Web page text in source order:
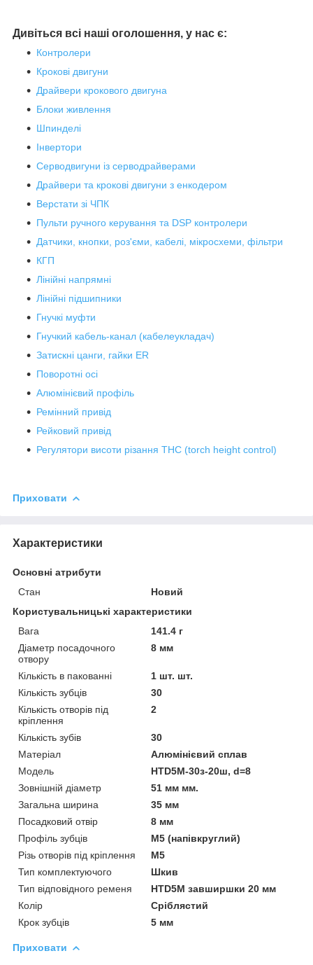
Дивіться всі наші оголошення, у нас є:
Контролери
Крокові двигуни
Драйвери крокового двигуна
Блоки живлення
Шпинделі
Інвертори
Серводвигуни із серводрайверами
Драйвери та крокові двигуни з енкодером
Верстати зі ЧПК
Пульти ручного керування та DSP контролери
Датчики, кнопки, роз'єми, кабелі, мікросхеми, фільтри
КГП
Лінійні напрямні
Лінійні підшипники
Гнучкі муфти
Гнучкий кабель-канал (кабелеукладач)
Затискні цанги, гайки ER
Поворотні осі
Алюмінієвий профіль
Ремінний привід
Рейковий привід
Регулятори висоти різання THC (torch height control)
Приховати
Характеристики
Основні атрибути
Стан
Новий
Користувальницькі характеристики
Вага
141.4 г
Діаметр посадочного
отвору
8 мм
Кількість в пакованні
1 шт. шт.
Кількість зубців
30
Кількість отворів під
кріплення
2
Кількість зубів
30
Матеріал
Алюмінієвий сплав
Мoдель
HTD5M-30з-20ш, d=8
Зовнішній діаметр
51 мм мм.
Загальна ширина
35 мм
Посадковий отвір
8 мм
Профіль зубців
М5 (напівкруглий)
Різь отворів під кріплення
М5
Тип комплектуючого
Шкив
Тип відповідного ременя
HTD5M завширшки 20 мм
Колір
Сріблястий
Крок зубців
5 мм
Приховати